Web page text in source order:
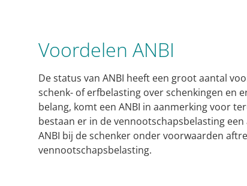
Voordelen ANBI
De status van ANBI heeft een groot aantal
schenk- of erfbelasting over schenkingen en
belang, komt een ANBI in aanmerking voor
bestaan er in de vennootschapsbelasting
ANBI bij de schenker onder voorwaarden
vennootschapsbelasting.